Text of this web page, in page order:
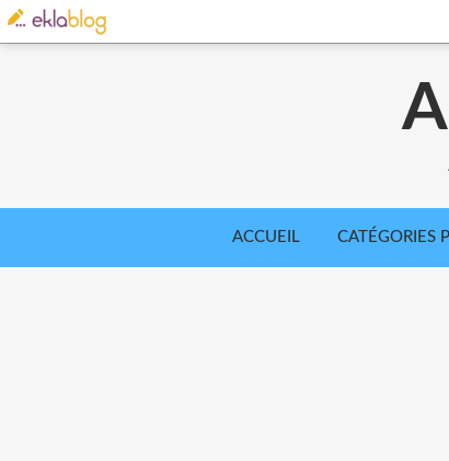
ACCUEIL CATÉGORIES